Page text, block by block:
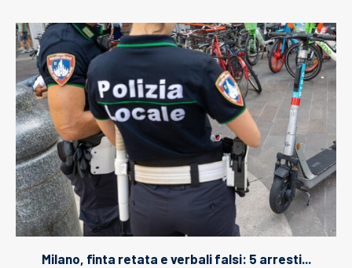
Milano, finta retata e verbali falsi: 5 arresti...